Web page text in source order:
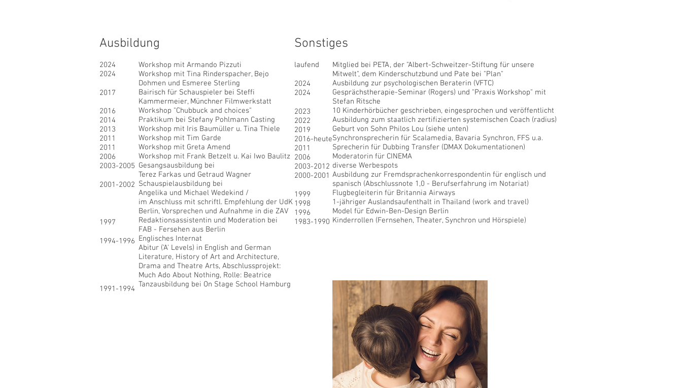
Ausbildung
2024
2024
2017
2016
2014
2013
2011
2011
2006
2003-2005
2001-2002
1997
1994-1996
1991-1994
Workshop mit Armando Pizzuti
Workshop mit Tina Rinderspacher, Bejo
Dohmen und Esmeree Sterling
Bairisch für Schauspieler bei Steffi
Kammermeier, Münchner Filmwerkstatt
Workshop "Chubbuck and choices"
Praktikum bei Stefany Pohlmann Casting
Workshop mit Iris Baumüller u. Tina Thiele
Workshop mit Tim Garde
Workshop mit Greta Amend
Workshop mit Frank Betzelt u. Kai Iwo Baulitz
Gesangsausbildung bei
Terez Farkas und Getraud Wagner
Schauspielausbildung bei
Angelika und Michael Wedekind /
im Anschluss mit schriftl. Empfehlung der UdK
Berlin, Vorsprechen und Aufnahme in die ZAV
Redaktionsassistentin und Moderation bei
FAB - Fersehen aus Berlin
Englisches Internat
Abitur ('A' Levels) in English and German
Literature, History of Art and Architecture,
Drama and Theatre Arts, Abschlussprojekt:
Much Ado About Nothing, Rolle: Beatrice
Tanzausbildung bei On Stage School Hamburg
Sonstiges
laufend
2024
2024
2023
2022
2019
2016-heute
2011
2006
2003-2012
2000-2001
1999
1998
1996
1983-1990
Mitglied bei PETA, der "Albert-Schweitzer-Stiftung für unsere
Mitwelt", dem Kinderschutzbund und Pate bei "Plan"
Ausbildung zur psychologischen Beraterin (VFTC)
Gesprächstherapie-Seminar (Rogers) und "Praxis Workshop" mit
Stefan Ritsche
10 Kinderhörbücher geschrieben, eingesprochen und veröffentlicht
Ausbildung zum staatlich zertifizierten systemischen Coach (radius)
Geburt von Sohn Philos Lou (siehe unten)
Synchronsprecherin für Scalamedia, Bavaria Synchron, FFS u.a.
Sprecherin für Dubbing Transfer (DMAX Dokumentationen)
Moderatorin für CINEMA
diverse Werbespots
Ausbildung zur Fremdsprachenkorrespondentin für englisch und
spanisch (Abschlussnote 1,0 - Berufserfahrung im Notariat)
Flugbegleiterin für Britannia Airways
1-jähriger Auslandsaufenthalt in Thailand (work and travel)
Model für Edwin-Ben-Design Berlin
Kinderrollen (Fernsehen, Theater, Synchron und Hörspiele)